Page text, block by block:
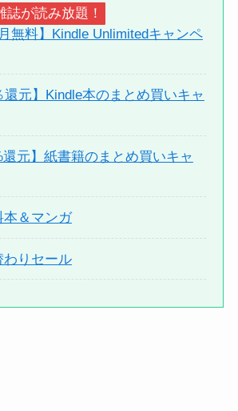
誌が読み放題！
無料】Kindle Unlimitedキャンペ
還元】Kindle本のまとめ買いキャ
還元】紙書籍のまとめ買いキャ
本＆マンガ
わりセール